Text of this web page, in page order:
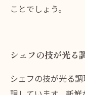
ことでしょう。
シェフの技が光る
シェフの技が光る